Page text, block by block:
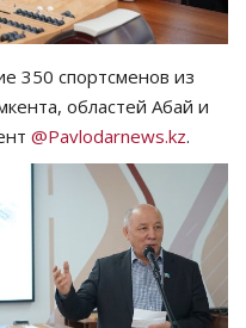
350 спортсменов из
областей Абай и
@Pavlodarnews.kz.